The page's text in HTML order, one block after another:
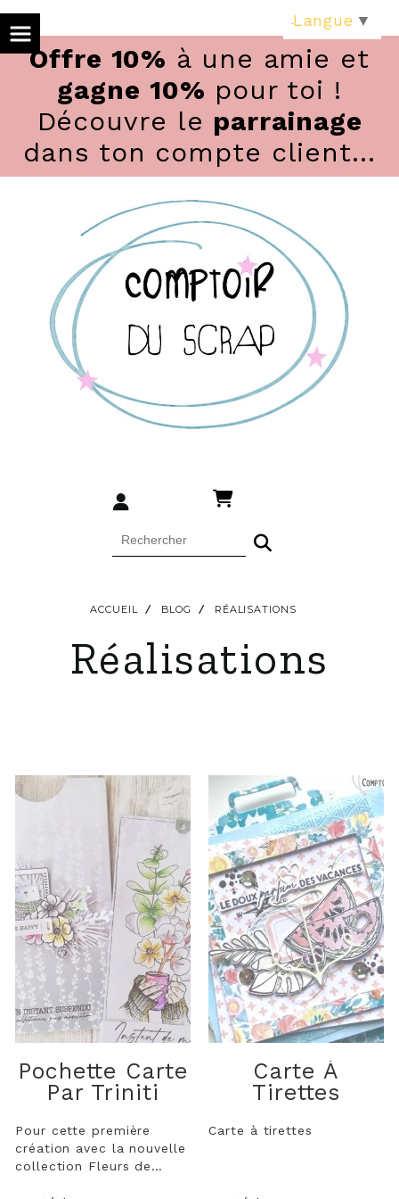
Offre 10% à une amie et
gagne 10% pour toi !
Découvre le parrainage
dans ton compte client...
ACCUEIL BLOG RÉALISATIONS
Réalisations
Pochette Carte
Par Triniti
Pour cette première
création avec la nouvelle
collection Fleurs de
Carte À
Tirettes
Carte à tirettes
Langue ▼